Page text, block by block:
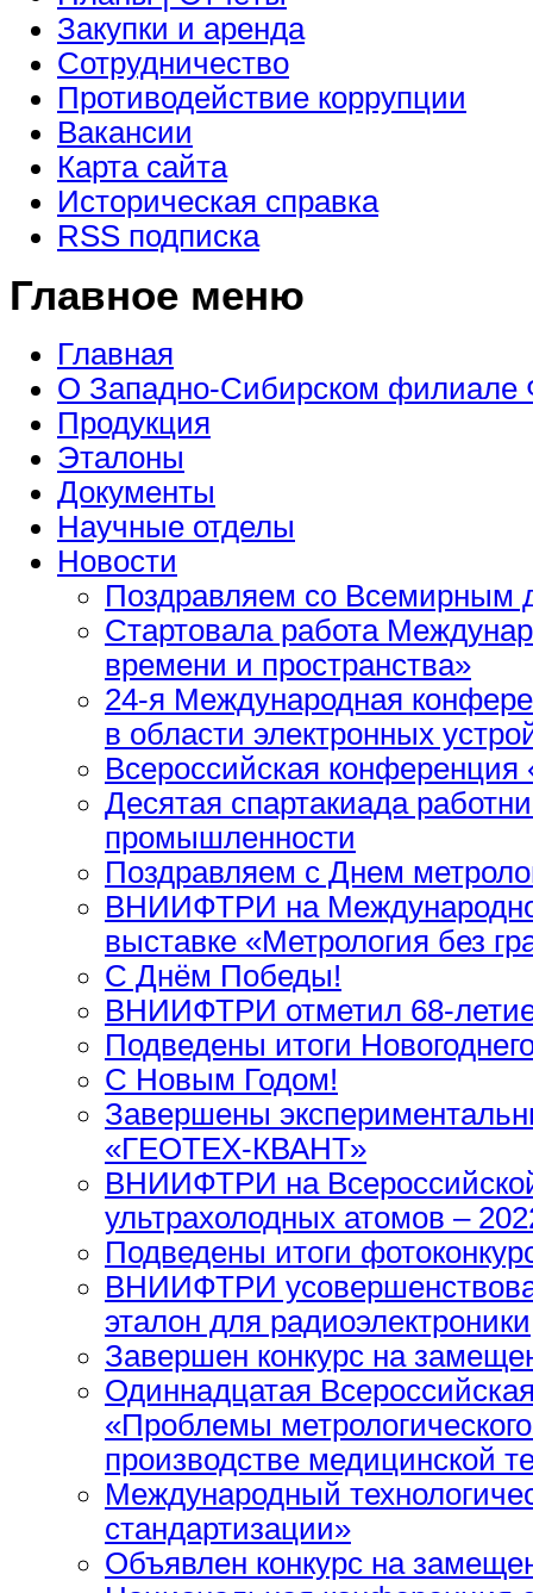
Закупки и аренда
Сотрудничество
Противодействие коррупции
Вакансии
Карта сайта
Историческая справка
RSS подписка
Главное меню
Главная
О Западно-Сибирском
Продукция
Эталоны
Документы
Научные отделы
Новости
Поздравляем со Всемирным
Стартовала работа
времени и пространства»
24-я Международная
в области электронных
Всероссийская конференция
Десятая спартакиада
промышленности
Поздравляем с Днем
ВНИИФТРИ на
выставке «Метрология без
С Днём Победы!
ВНИИФТРИ отметил 68-
Подведены итоги
С Новым Годом!
Завершены
«ГЕОТЕХ-КВАНТ»
ВНИИФТРИ на
ультрахолодных атомов –
Подведены итоги
ВНИИФТРИ
эталон для радиоэлектроники
Завершен конкурс на
Одиннадцатая
«Проблемы
производстве медицинской
Международный
стандартизации»
Объявлен конкурс на